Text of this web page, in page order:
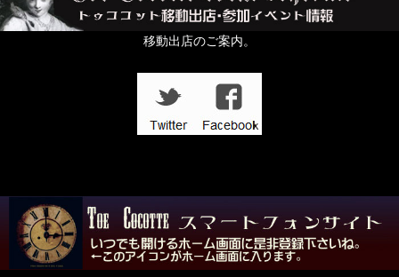
移動出店のご案内。